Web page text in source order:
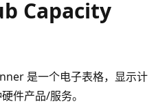
Capacity
是一个电子表格，显示计
件产品/服务。